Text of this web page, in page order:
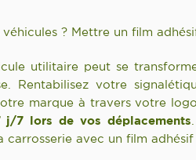
? Mettre un film
utilitaire peut se
Rentabilisez votre
marque à travers votre
7 lors de vos déplacements
carrosserie avec un film